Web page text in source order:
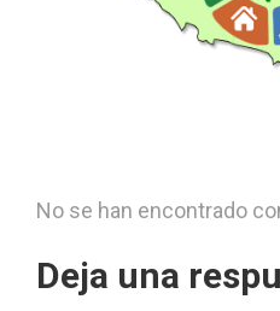
No se han encontrado
Deja una